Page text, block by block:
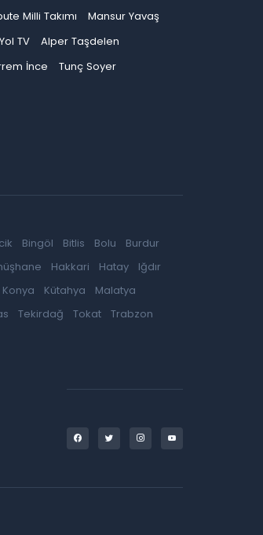
Milli Takımı
Mansur Yavaş
Yol TV
Alper Taşdelen
İnce
Tunç Soyer
Bingöl Bitlis Bolu
Burdur
Hakkari Hatay
Iğdır
Konya Kütahya
Malatya
Tekirdağ Tokat
Trabzon